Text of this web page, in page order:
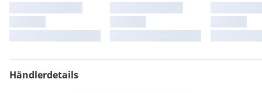
Händlerdetails